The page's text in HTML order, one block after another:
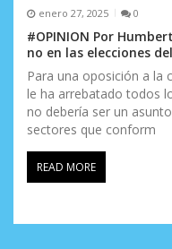
enero 27, 2025 0
#OPINION Por
no en las elecciones
Para una oposición a la
le ha arrebatado todos
no debería ser un
sectores que conform
READ MORE